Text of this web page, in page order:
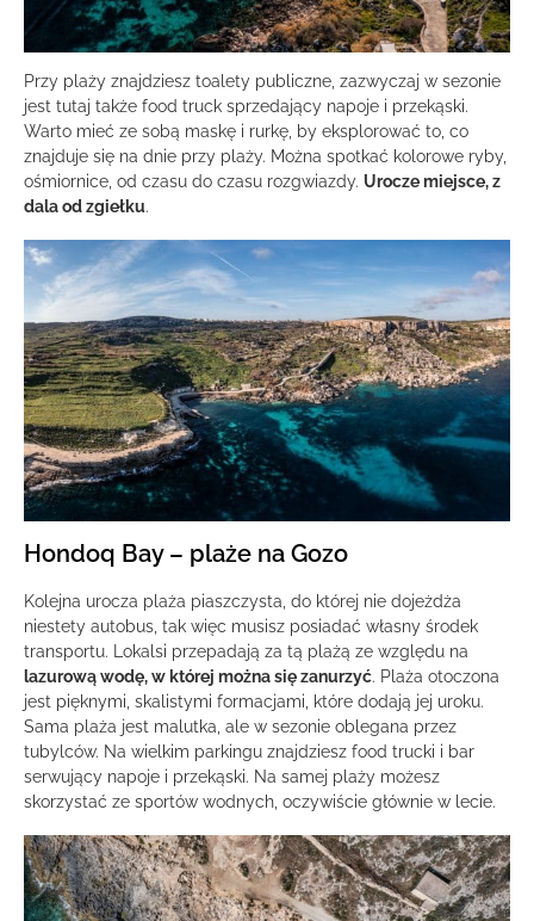
Przy plaży znajdziesz toalety publiczne, zazwyczaj w sezonie
jest tutaj także food truck sprzedający napoje i przekąski.
Warto mieć ze sobą maskę i rurkę, by eksplorować to, co
znajduje się na dnie przy plaży. Można spotkać kolorowe ryby,
ośmiornice, od czasu do czasu rozgwiazdy. Urocze miejsce, z
dala od zgiełku.
Hondoq Bay – plaże na Gozo
Kolejna urocza plaża piaszczysta, do której nie dojeżdża
niestety autobus, tak więc musisz posiadać własny środek
transportu. Lokalsi przepadają za tą plażą ze względu na
lazurową wodę, w której można się zanurzyć. Plaża otoczona
jest pięknymi, skalistymi formacjami, które dodają jej uroku.
Sama plaża jest malutka, ale w sezonie oblegana przez
tubylców. Na wielkim parkingu znajdziesz food trucki i bar
serwujący napoje i przekąski. Na samej plaży możesz
skorzystać ze sportów wodnych, oczywiście głównie w lecie.